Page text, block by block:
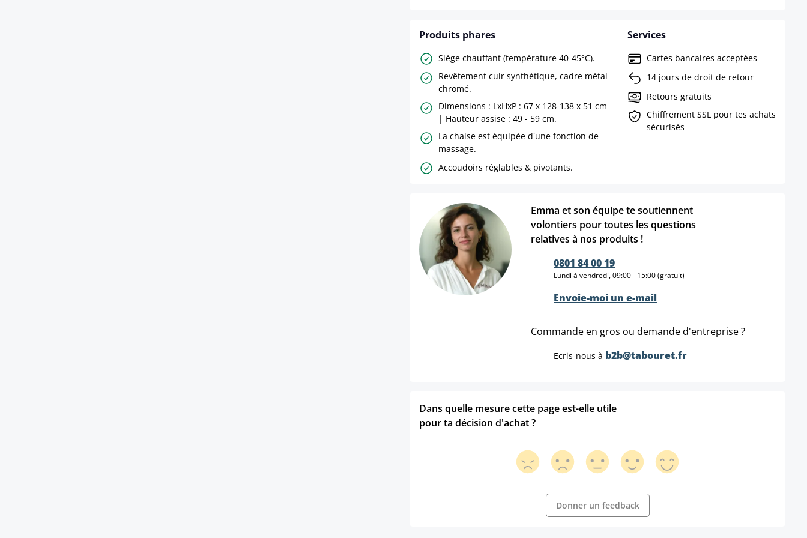
Produits phares
Siège chauffant (température 40-45°C).
Revêtement cuir synthétique, cadre métal
chromé.
Dimensions : LxHxP : 67 x 128-138 x 51 cm
| Hauteur assise : 49 - 59 cm.
La chaise est équipée d'une fonction de
massage.
Accoudoirs réglables & pivotants.
Services
Cartes bancaires acceptées
14 jours de droit de retour
Retours gratuits
Chiffrement SSL pour tes achats
sécurisés
Emma et son équipe te soutiennent
volontiers pour toutes les questions
relatives à nos produits !
0801 84 00 19
Lundi à vendredi, 09:00 - 15:00 (gratuit)
Envoie-moi un e-mail
Commande en gros ou demande d'entreprise ?
Ecris-nous à b2b@tabouret.fr
Dans quelle mesure cette page est-elle utile
pour ta décision d'achat ?
Donner un feedback